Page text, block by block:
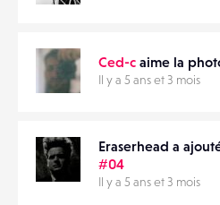
Ced-c aime la
Il y a 5 ans et 3 mois
Eraserhead a
#04
Il y a 5 ans et 3 mois